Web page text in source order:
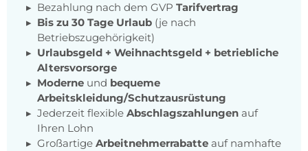
Bezahlung nach dem GVP Tarifvertrag
Bis zu 30 Tage Urlaub (je nach
Betriebszugehörigkeit)
Urlaubsgeld + Weihnachtsgeld + betriebliche
Altersvorsorge
Moderne und bequeme
Arbeitskleidung/Schutzausrüstung
Jederzeit flexible Abschlagszahlungen auf
Ihren Lohn
Großartige Arbeitnehmerrabatte auf namhafte